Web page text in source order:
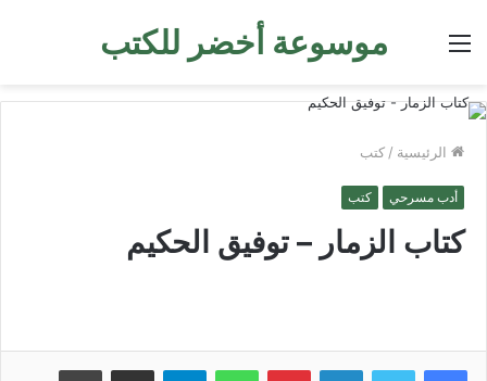
موسوعة أخضر للكتب القائمة
الرئيسية / كتب
أدب مسرحي كتب
كتاب الزمار – توفيق الحكيم
لينكدإن بينتيريستواتساب تيلقرام مشاركة عبر البريد طباعة